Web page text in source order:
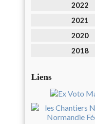
2022
2021
2020
2018
Liens